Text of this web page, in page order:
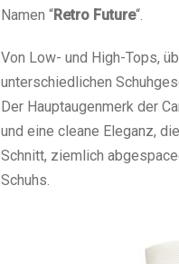
Namen “Retro Future“.
Von Low- und High-Tops,
unterschiedlichen
Der Hauptaugenmerk der
und eine cleane Eleganz,
Schnitt, ziemlich
Schuhs.